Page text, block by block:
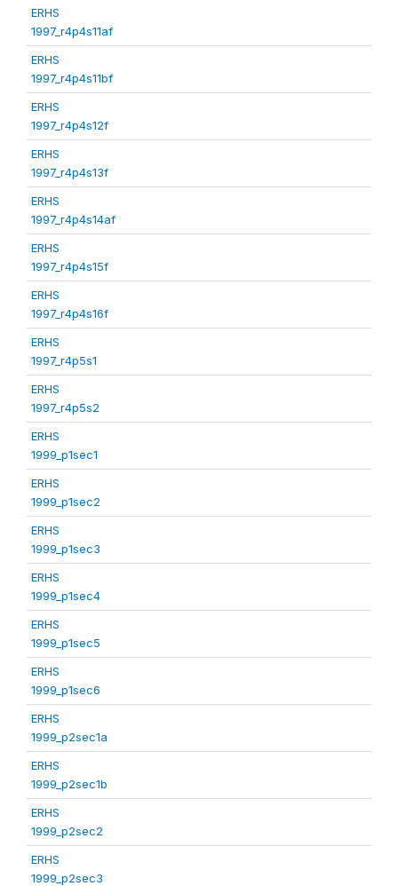
ERHS
1997_r4p4s11af
ERHS
1997_r4p4s11bf
ERHS
1997_r4p4s12f
ERHS
1997_r4p4s13f
ERHS
1997_r4p4s14af
ERHS
1997_r4p4s15f
ERHS
1997_r4p4s16f
ERHS
1997_r4p5s1
ERHS
1997_r4p5s2
ERHS
1999_p1sec1
ERHS
1999_p1sec2
ERHS
1999_p1sec3
ERHS
1999_p1sec4
ERHS
1999_p1sec5
ERHS
1999_p1sec6
ERHS
1999_p2sec1a
ERHS
1999_p2sec1b
ERHS
1999_p2sec2
ERHS
1999_p2sec3